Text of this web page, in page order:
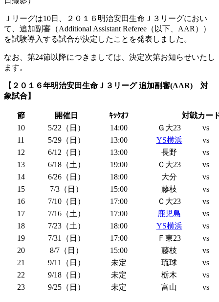
Ｊリーグは10日、２０１６明治安田生命Ｊ３リーグにおい
て、追加副審（Additional Assistant Referee（以下、AAR））
を試験導入する試合が決定したことを発表しました。
なお、第24節以降につきましては、決定次第お知らせいたし
ます。
【２０１６年明治安田生命Ｊ３リーグ 追加副審(AAR) 対
象試合】
節 開催日 ｷｯｸｵﾌ
対戦カー
10
5/22（日） 14:00 Ｇ大23
vs
11
5/29（日） 13:00 YS横浜
vs
12
6/12（日） 13:00 長野
vs
13
6/18（土） 19:00 Ｃ大23
vs
14
6/26（日） 18:00 大分
vs
15
7/3（日） 15:00 藤枝
vs
16
7/10（日） 17:00 Ｃ大23
vs
17
7/16（土） 17:00 鹿児島
vs
18
7/23（土） 18:00 YS横浜
vs
19
7/31（日） 17:00 Ｆ東23
vs
20
8/7（日） 15:00 藤枝
vs
21
9/11（日） 未定 琉球
vs
22
9/18（日） 未定 栃木
vs
23
9/25（日） 未定 富山 vs